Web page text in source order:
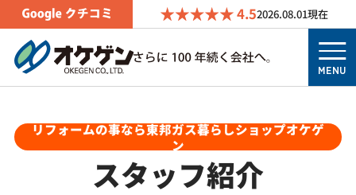
4.52026.08.01現在
MENU
リフォームの事なら東邦ガス暮らしショップオケゲ
ン
スタッフ紹介